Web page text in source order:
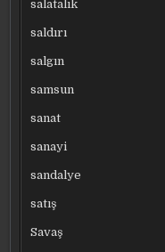
salatalık
saldırı
salgın
samsun
sanat
sanayi
sandalye
satış
Savaş